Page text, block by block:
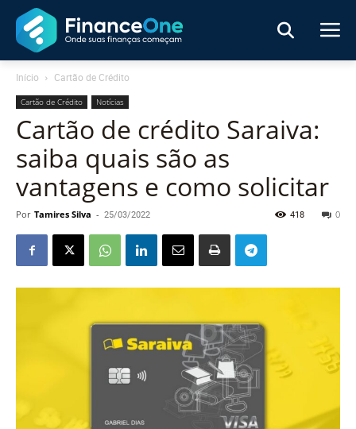
Início Cartão de Crédito
Cartão de Crédito Notícias
Cartão de crédito Saraiva:
saiba quais são as
vantagens e como solicitar
Por Tamires Silva - 25/03/2022 0
418